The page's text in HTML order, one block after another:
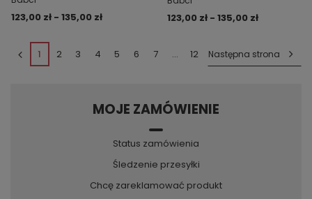
123,00 zł - 135,00 zł 123,00 zł - 135,00 zł
1 2 3 4 5 6 7 ... 12 Następna strona
MOJE ZAMÓWIENIE
Status zamówienia
Śledzenie przesyłki
Chcę zareklamować produkt